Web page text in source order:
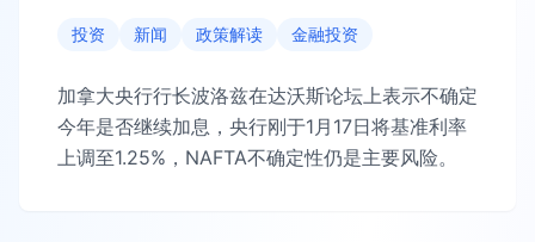
投资 新闻 政策解读 金融投资
加拿大央行行长波洛兹在达沃斯论坛上表示不确定
今年是否继续加息，央行刚于1月17日将基准利率
上调至1.25%，NAFTA不确定性仍是主要风险。